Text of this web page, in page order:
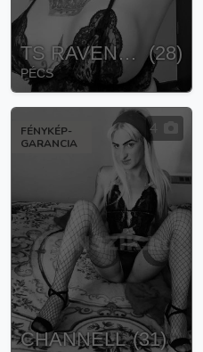
TS RAVENNA (28)
PÉCS
FÉNYKÉP-
GARANCIA
4
CHANNELL (31)